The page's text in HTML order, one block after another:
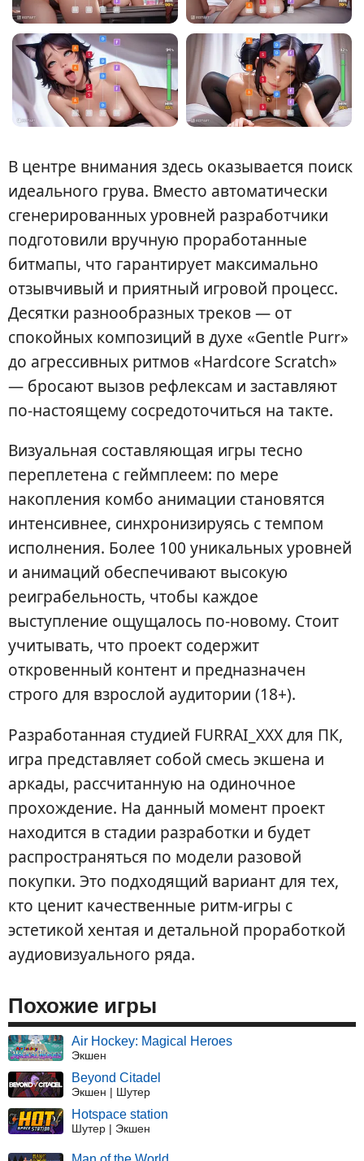
В центре внимания здесь оказывается поиск
идеального грува. Вместо автоматически
сгенерированных уровней разработчики
подготовили вручную проработанные
битмапы, что гарантирует максимально
отзывчивый и приятный игровой процесс.
Десятки разнообразных треков — от
спокойных композиций в духе «Gentle Purr»
до агрессивных ритмов «Hardcore Scratch»
— бросают вызов рефлексам и заставляют
по-настоящему сосредоточиться на такте.
Визуальная составляющая игры тесно
переплетена с геймплеем: по мере
накопления комбо анимации становятся
интенсивнее, синхронизируясь с темпом
исполнения. Более 100 уникальных уровней
и анимаций обеспечивают высокую
реиграбельность, чтобы каждое
выступление ощущалось по-новому. Стоит
учитывать, что проект содержит
откровенный контент и предназначен
строго для взрослой аудитории (18+).
Разработанная студией FURRAI_XXX для ПК,
игра представляет собой смесь экшена и
аркады, рассчитанную на одиночное
прохождение. На данный момент проект
находится в стадии разработки и будет
распространяться по модели разовой
покупки. Это подходящий вариант для тех,
кто ценит качественные ритм-игры с
эстетикой хентая и детальной проработкой
аудиовизуального ряда.
Похожие игры
Air Hockey: Magical Heroes
Экшен
Beyond Citadel
Экшен | Шутер
Hotspace station
Шутер | Экшен